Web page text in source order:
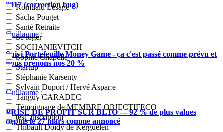
Romuald Lesage
Sacha Pouget
Santé Retraite
Se loger
SOCHANIEVITCH
Sophie Chapelle
Startup
Stéphanie Karsenty
Sylvain Duport / Hervé Asparre
Tanguy CARADEC
Témoignage de MEMBRE OBJECTIFECO
test_inscription
Thibault Doidy de Kerguelen
2017 (correction bug)
Guillaume:
Suivi Portefeuille Money Game - ça c'est passé comme prévu et
nous prenons nos 20 %
Guillaume:
PRISE DE PROFIT SUR BLTO --- 92 % de plus values
depuis le 27 mars comme annoncé